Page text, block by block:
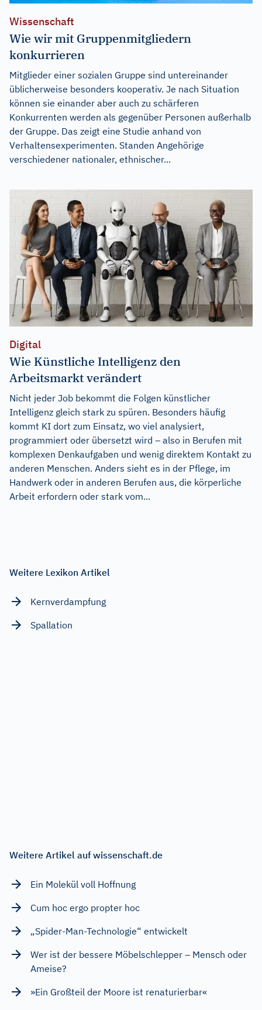
Wissenschaft
Wie wir mit Gruppenmitgliedern
konkurrieren
Mitglieder einer sozialen Gruppe sind untereinander
üblicherweise besonders kooperativ. Je nach Situation
können sie einander aber auch zu schärferen
Konkurrenten werden als gegenüber Personen außerhalb
der Gruppe. Das zeigt eine Studie anhand von
Verhaltensexperimenten. Standen Angehörige
verschiedener nationaler, ethnischer...
Digital
Wie Künstliche Intelligenz den
Arbeitsmarkt verändert
Nicht jeder Job bekommt die Folgen künstlicher
Intelligenz gleich stark zu spüren. Besonders häufig
kommt KI dort zum Einsatz, wo viel analysiert,
programmiert oder übersetzt wird – also in Berufen mit
komplexen Denkaufgaben und wenig direktem Kontakt zu
anderen Menschen. Anders sieht es in der Pflege, im
Handwerk oder in anderen Berufen aus, die körperliche
Arbeit erfordern oder stark vom...
Weitere Lexikon Artikel
Kernverdampfung
Spallation
Weitere Artikel auf wissenschaft.de
Ein Molekül voll Hoffnung
Cum hoc ergo propter hoc
„Spider-Man-Technologie“ entwickelt
Wer ist der bessere Möbelschlepper – Mensch oder
Ameise?
»Ein Großteil der Moore ist renaturierbar«